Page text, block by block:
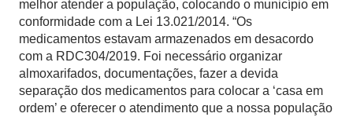
melhor atender a população, colocando o município em
conformidade com a Lei 13.021/2014. “Os
medicamentos estavam armazenados em desacordo
com a RDC304/2019. Foi necessário organizar
almoxarifados, documentações, fazer a devida
separação dos medicamentos para colocar a ‘casa em
ordem’ e oferecer o atendimento que a nossa população